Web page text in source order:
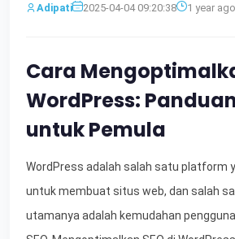
Adipati 2025-04-04 09:20:38 1 year ago
Cara
WordPress:
untuk Pemula
WordPress adalah salah satu platform
untuk membuat situs web, dan salah
utamanya adalah kemudahan